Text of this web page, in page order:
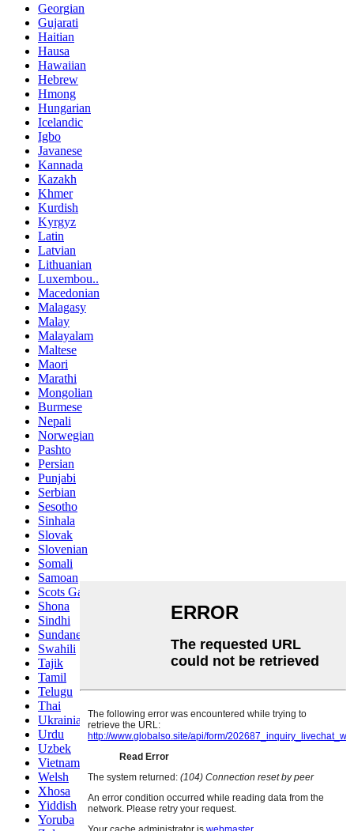
Georgian
Gujarati
Haitian
Hausa
Hawaiian
Hebrew
Hmong
Hungarian
Icelandic
Igbo
Javanese
Kannada
Kazakh
Khmer
Kurdish
Kyrgyz
Latin
Latvian
Lithuanian
Luxembou..
Macedonian
Malagasy
Malay
Malayalam
Maltese
Maori
Marathi
Mongolian
Burmese
Nepali
Norwegian
Pashto
Persian
Punjabi
Serbian
Sesotho
Sinhala
Slovak
Slovenian
Somali
Samoan
Scots Gaelic
Shona
Sindhi
Sundanese
Swahili
Tajik
Tamil
Telugu
Thai
Ukrainian
Urdu
Uzbek
Vietnamese
Welsh
Xhosa
Yiddish
Yoruba